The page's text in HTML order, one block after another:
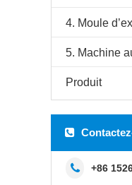
4. Moule
5. Machine
Produit
+86